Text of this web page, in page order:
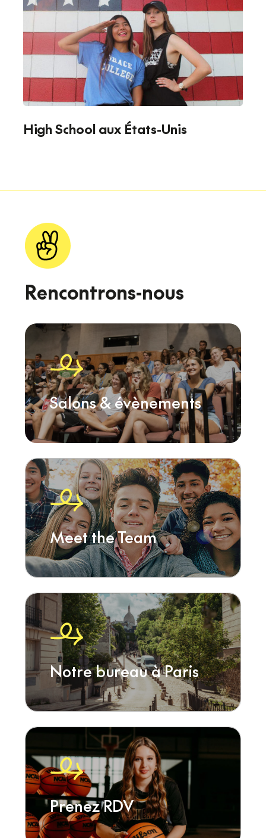
High School aux États-Unis
Rencontrons-nous
Salons & évènements
Meet the Team
Notre bureau à Paris
Prenez RDV